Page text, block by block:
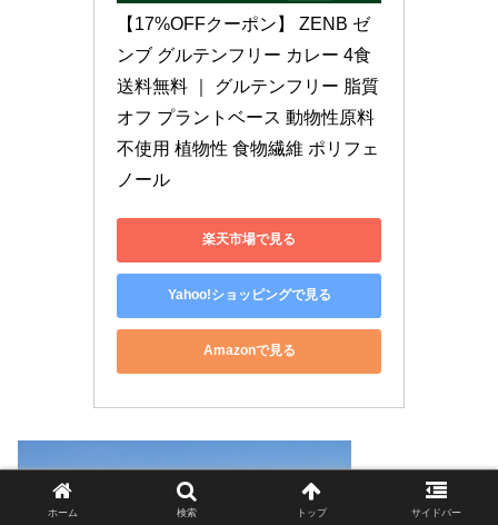
【17%OFFクーポン】 ZENB ゼ
ンブ グルテンフリー カレー 4食
送料無料 ｜ グルテンフリー 脂質
オフ プラントベース 動物性原料
不使用 植物性 食物繊維 ポリフェ
ノール
楽天市場で見る
Yahoo!ショッピングで見る
Amazonで見る
ホーム 検索 トップ サイドバー